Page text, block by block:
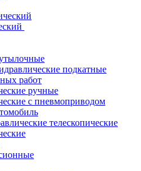
подкатные
работ
ручные
с пневмоприводом
телескопические